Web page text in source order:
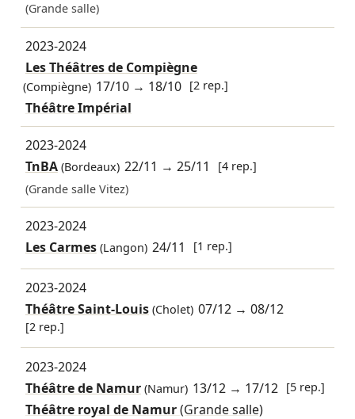
(Grande salle)
2023-2024
Les Théâtres de Compiègne
(Compiègne) 17/10 → 18/10 [2 rep.]
Théâtre Impérial
2023-2024
TnBA(Bordeaux) 22/11 →25/11
[4 rep.]
(Grande salle Vitez)
2023-2024
Les Carmes(Langon) 24/11 [1 rep.]
2023-2024
Théâtre Saint-Louis(Cholet) 07/12 →08/12
[2 rep.]
2023-2024
Théâtre de Namur(Namur) 13/12 → 17/12 [5 rep.]
Théâtre royal de Namur(Grande salle)